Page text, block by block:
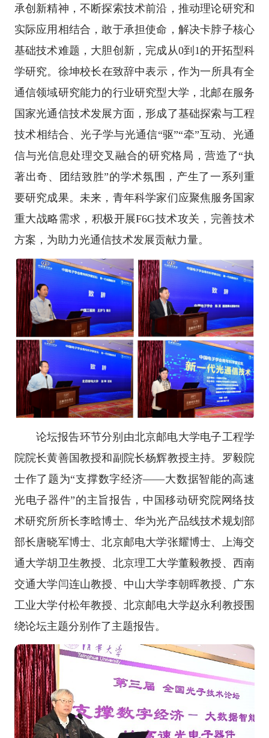
承创新精神，不断探索技术前沿，推动理论研究和
实际应用相结合，敢于承担使命，解决卡脖子核心
基础技术难题，大胆创新，完成从0到1的开拓型科
学研究。 徐坤校长在致辞中表示，作为一所具有全
通信领域研究能力的行业研究型大学，北邮在服务
国家光通信技术发展方面，形成了基础探索与工程
技术相结合、光子学与光通信“驱”“牵”互动、光通
信与光信息处理交叉融合的研究格局，营造了“执
著出奇、团结致胜”的学术氛围，产生了一系列重
要研究成果。未来，青年科学家们应聚焦服务国家
重大战略需求，积极开展F6G技术攻关，完善技术
方案，为助力光通信技术发展贡献力量。
论坛报告环节分别由北京邮电大学电子工程学
院院长黄善国教授和副院长杨辉教授主持。罗毅院
士作了题为“支撑数字经济——大数据智能的高速
光电子器件”的主旨报告，中国移动研究院网络技
术研究所所长李晗博士、华为光产品线技术规划部
部长唐晓军博士、北京邮电大学张耀博士、上海交
通大学胡卫生教授、北京理工大学董毅教授、西南
交通大学闫连山教授、中山大学李朝晖教授、广东
工业大学付松年教授、北京邮电大学赵永利教授围
绕论坛主题分别作了主题报告。